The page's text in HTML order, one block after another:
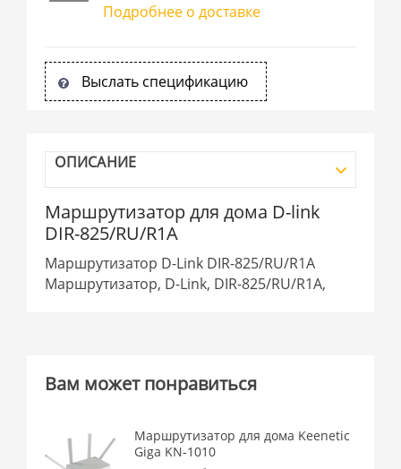
Подробнее о доставке
Выслать спецификацию
ОПИСАНИЕ
Маршрутизатор для дома D-link
DIR-825/RU/R1A
Маршрутизатор D-Link DIR-825/RU/R1A
Маршрутизатор, D-Link, DIR-825/RU/R1A,
Вам может понравиться
Маршрутизатор для дома Keenetic
Giga KN-1010